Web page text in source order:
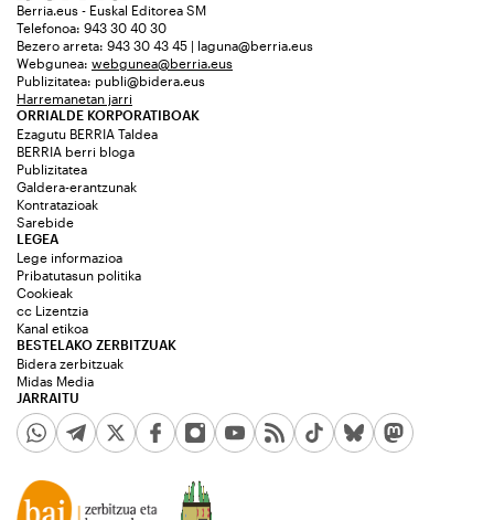
Berria.eus - Euskal Editorea SM
Telefonoa: 943 30 40 30
Bezero arreta: 943 30 43 45 | laguna@berria.eus
Webgunea: webgunea@berria.eus
Publizitatea: publi@bidera.eus
Harremanetan jarri
ORRIALDE KORPORATIBOAK
Ezagutu BERRIA Taldea
BERRIA berri bloga
Publizitatea
Galdera-erantzunak
Kontratazioak
Sarebide
JARRAITU
LEGEA
Lege informazioa
Pribatutasun politika
Cookieak
cc Lizentzia
Kanal etikoa
BESTELAKO ZERBITZUAK
Bidera zerbitzuak
Midas Media